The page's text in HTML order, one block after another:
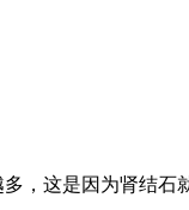
，这是因为肾结石